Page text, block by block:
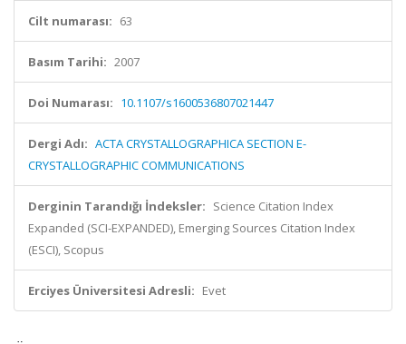
Cilt numarası: 63
Basım Tarihi: 2007
Doi Numarası: 10.1107/s1600536807021447
Dergi Adı: ACTA CRYSTALLOGRAPHICA SECTION E-
CRYSTALLOGRAPHIC COMMUNICATIONS
Derginin Tarandığı İndeksler: Science Citation Index
Expanded (SCI-EXPANDED), Emerging Sources Citation Index
(ESCI), Scopus
Erciyes Üniversitesi Adresli: Evet